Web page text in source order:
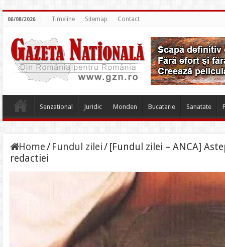
06/08/2026 Timeline Sitemap Contact
Senzational Juridic Monden Bucatarie Sanatate
Home/ Fundul zilei/ [Fundul zilei – ANCA]
redactiei